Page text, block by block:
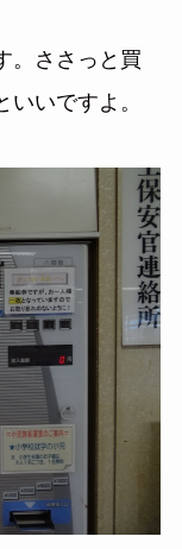
。ささっと買
いですよ。